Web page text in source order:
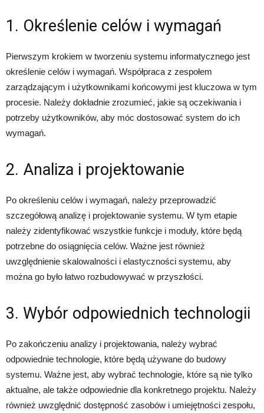
1. Określenie celów i wymagań
Pierwszym krokiem w tworzeniu systemu informatycznego jest
określenie celów i wymagań. Współpraca z zespołem
zarządzającym i użytkownikami końcowymi jest kluczowa w tym
procesie. Należy dokładnie zrozumieć, jakie są oczekiwania i
potrzeby użytkowników, aby móc dostosować system do ich
wymagań.
2. Analiza i projektowanie
Po określeniu celów i wymagań, należy przeprowadzić
szczegółową analizę i projektowanie systemu. W tym etapie
należy zidentyfikować wszystkie funkcje i moduły, które będą
potrzebne do osiągnięcia celów. Ważne jest również
uwzględnienie skalowalności i elastyczności systemu, aby
można go było łatwo rozbudowywać w przyszłości.
3. Wybór odpowiednich technologii
Po zakończeniu analizy i projektowania, należy wybrać
odpowiednie technologie, które będą używane do budowy
systemu. Ważne jest, aby wybrać technologie, które są nie tylko
aktualne, ale także odpowiednie dla konkretnego projektu. Należy
również uwzględnić dostępność zasobów i umiejętności zespołu,